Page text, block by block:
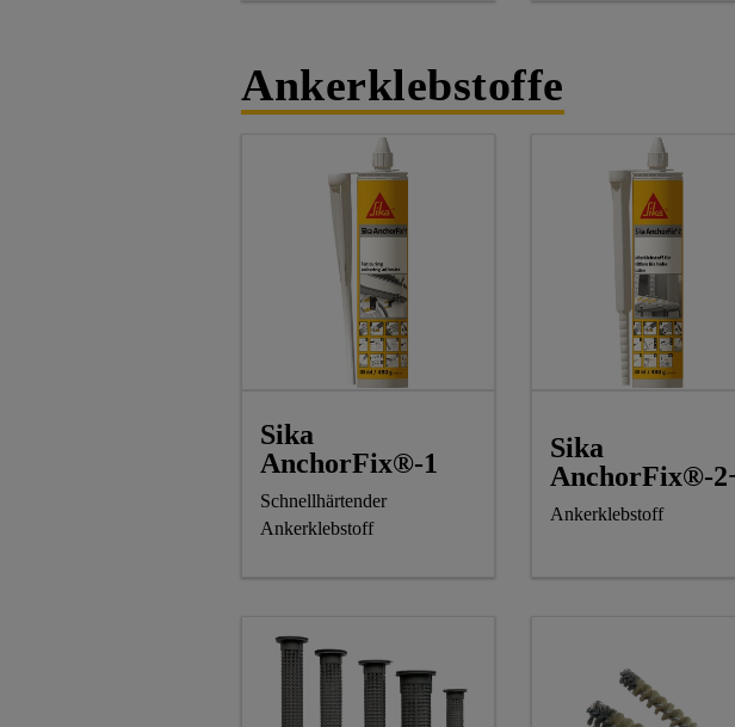
Ankerklebstoffe
Sika
AnchorFix®-1
Schnellhärtender
Ankerklebstoff
Sika
AnchorFix®-
Ankerklebstoff